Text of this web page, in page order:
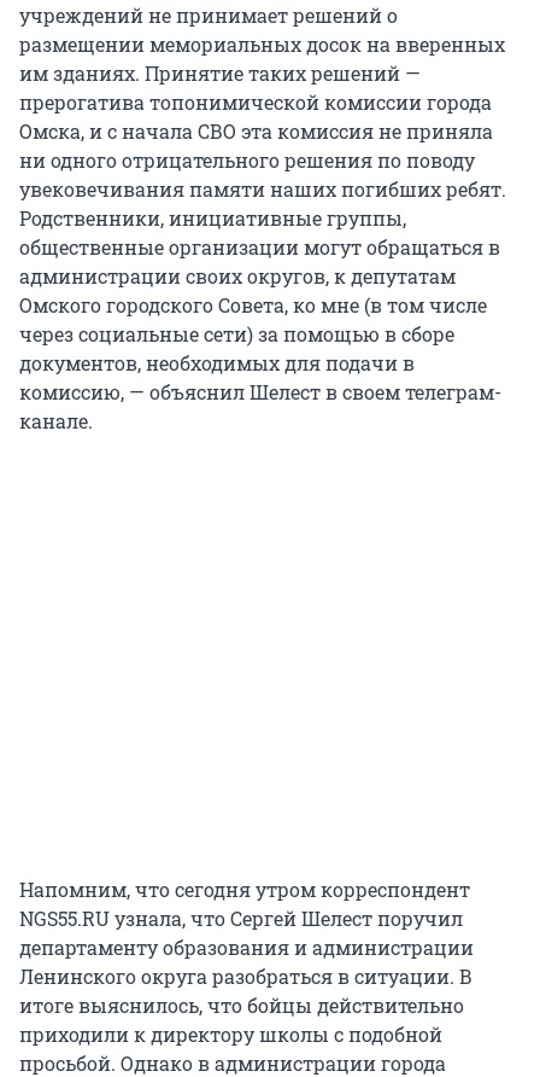
учреждений не принимает решений о
размещении мемориальных досок на вверенных
им зданиях. Принятие таких решений —
прерогатива топонимической комиссии города
Омска, и с начала СВО эта комиссия не приняла
ни одного отрицательного решения по поводу
увековечивания памяти наших погибших ребят.
Родственники, инициативные группы,
общественные организации могут обращаться в
администрации своих округов, к депутатам
Омского городского Совета, ко мне (в том числе
через социальные сети) за помощью в сборе
документов, необходимых для подачи в
комиссию, — объяснил Шелест в своем телеграм-
канале.
Напомним, что сегодня утром корреспондент
NGS55.RU узнала, что Сергей Шелест поручил
департаменту образования и администрации
Ленинского округа разобраться в ситуации. В
итоге выяснилось, что бойцы действительно
приходили к директору школы с подобной
просьбой. Однако в администрации города